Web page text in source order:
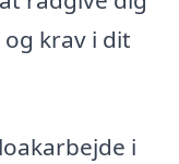
krav i dit
i